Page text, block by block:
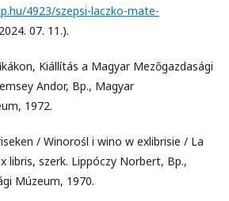
4923/szepsi-laczko-mate-
07. 11.).
Kiállítás a Magyar Mezőgazdasági
Andor, Bp., Magyar
1972.
/ Winorośl i wino w exlibrisie / La
libris, szerk. Lippóczy Norbert, Bp.,
Múzeum, 1970.